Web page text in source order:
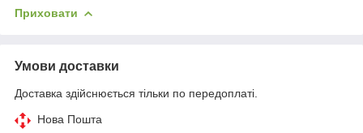
Приховати
Умови доставки
Доставка здійснюється тільки по передоплаті.
Нова Пошта